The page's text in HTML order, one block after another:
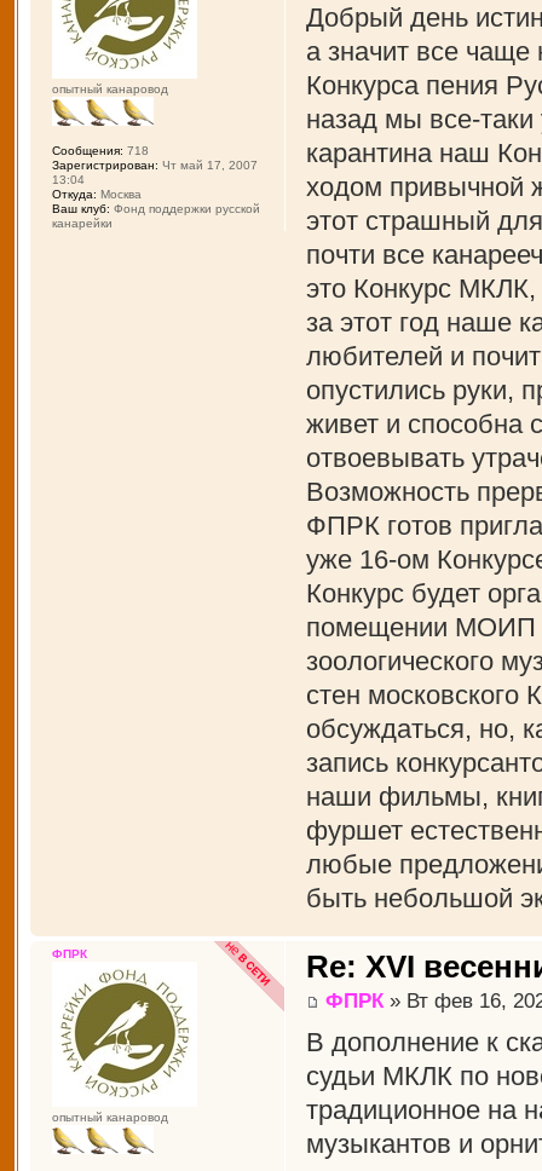
Добрый день
а значит все
Конкурса пения
назад мы все-таки
карантина наш
ходом привычной
этот страшный
почти все
это Конкурс
за этот год наше
любителей и
опустились руки,
живет и способна
отвоевывать
Возможность
ФПРК готов
уже 16-ом
Конкурс будет
помещении МОИП
зоологического
стен
обсуждаться, но,
запись
наши фильмы,
фуршет
любые
быть небольшой
опытный канаровод
Сообщения: 718
Зарегистрирован: Чт май 17, 2007
13:04
Откуда: Москва
Ваш клуб: Фонд поддержки русской
канарейки
Re: XVI
ФПРК» Вт фев 16,
В дополнение к
судьи МКЛК по
традиционное на
музыкантов и
ФПРК
опытный канаровод